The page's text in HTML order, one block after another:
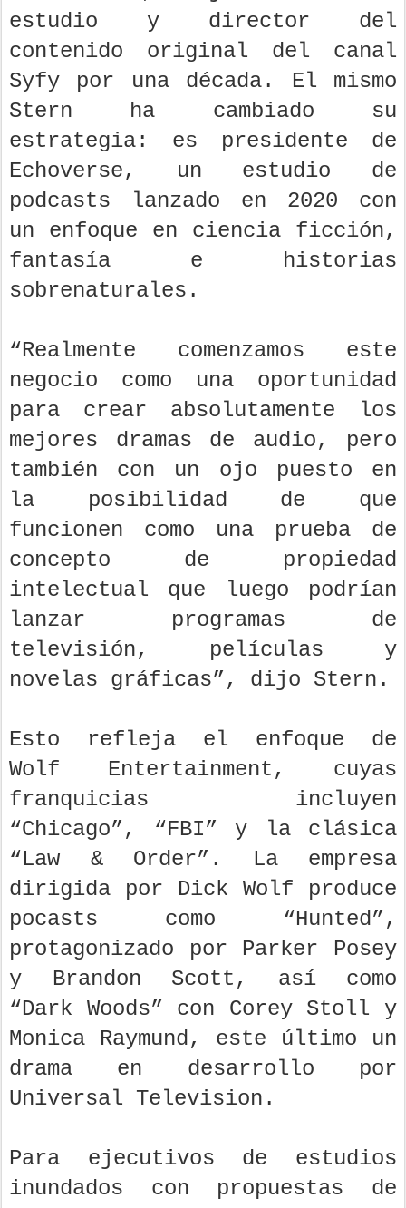
estudio y director del
contenido original del canal
Syfy por una década. El mismo
Stern ha cambiado su
estrategia: es presidente de
Echoverse, un estudio de
podcasts lanzado en 2020 con
un enfoque en ciencia ficción,
fantasía e historias
sobrenaturales.
“Realmente comenzamos este
negocio como una oportunidad
para crear absolutamente los
mejores dramas de audio, pero
también con un ojo puesto en
la posibilidad de que
funcionen como una prueba de
concepto de propiedad
intelectual que luego podrían
lanzar programas de
televisión, películas y
novelas gráficas”, dijo Stern.
Esto refleja el enfoque de
Wolf Entertainment, cuyas
franquicias incluyen
“Chicago”, “FBI” y la clásica
“Law & Order”. La empresa
dirigida por Dick Wolf produce
pocasts como “Hunted”,
protagonizado por Parker Posey
y Brandon Scott, así como
“Dark Woods” con Corey Stoll y
Monica Raymund, este último un
drama en desarrollo por
Universal Television.
Para ejecutivos de estudios
inundados con propuestas de